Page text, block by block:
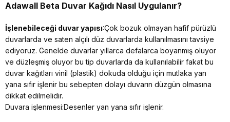
Adawall Beta Duvar Kağıdı Nasıl Uygulanır?
İşlenebileceği duvar yapısı:Çok bozuk olmayan hafif pürüzlü
duvarlarda ve saten alçılı düz duvarlarda kullanılmasını tavsiye
ediyoruz. Genelde duvarlar yıllarca defalarca boyanmış oluyor
ve düzleşmiş oluyor bu tip duvarlarda da kullanılabilir fakat bu
duvar kağıtları vinil (plastik) dokuda olduğu için mutlaka yan
yana sıfır işlenir bu sebepten dolayı duvarın düzgün olmasına
dikkat edilmelidir.
Duvara işlenmesi:Desenler yan yana sıfır işlenir.